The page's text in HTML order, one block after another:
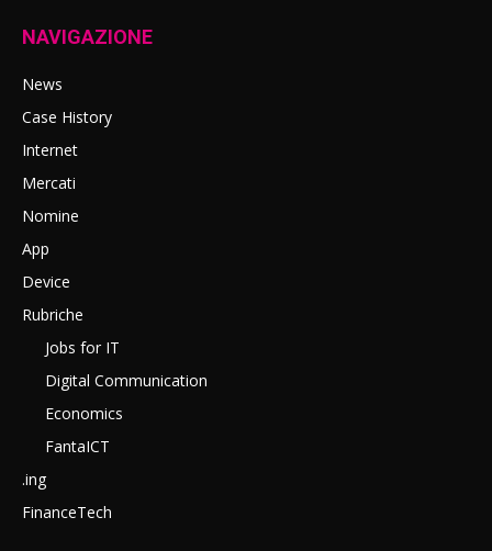
NAVIGAZIONE
News
Case History
Internet
Mercati
Nomine
App
Device
Rubriche
Jobs for IT
Digital Communication
Economics
FantaICT
.ing
FinanceTech